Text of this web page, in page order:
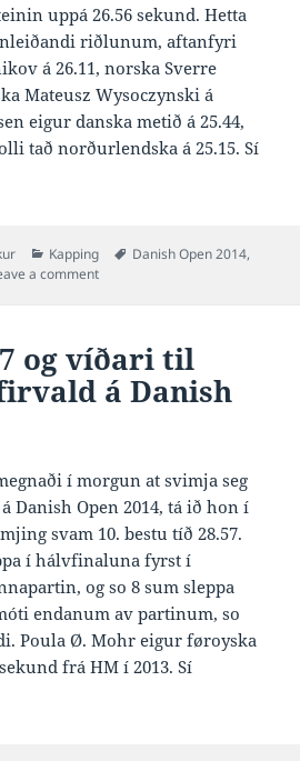
uppá 26.56 sekund. Hetta
riðlunum, aftanfyri
á 26.11, norska Sverre
Mateusz Wysoczynski á
eigur danska metið á 25.44,
tað norðurlendska á 25.15. Sí
Categories
Kapping Tags
Danish Open 2014,
a commenton Magnus 26.56 og víðari til
og víðari til
á Danish
í morgun at svimja seg
Open 2014, tá ið hon í
svam 10. bestu tíð 28.57.
í hálvfinaluna fyrst í
og so 8 sum sleppa
endanum av partinum, so
Poula Ø. Mohr eigur føroyska
frá HM í 2013. Sí